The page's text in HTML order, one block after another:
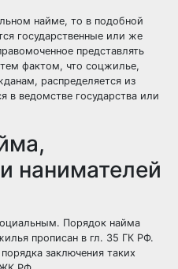
найме, то в подобной
государственные или же
представлять
фактом, что соцжилье,
распределяется из
ведомстве государства или
нанимателей
Порядок найма
прописан в гл. 35 ГК РФ.
заключения таких